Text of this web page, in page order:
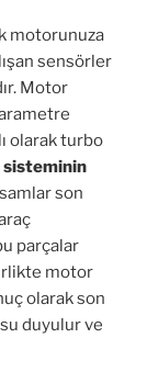
motorunuza
sensörler
Motor
olarak turbo
son
parçalar
motor
olarak son
duyulur ve